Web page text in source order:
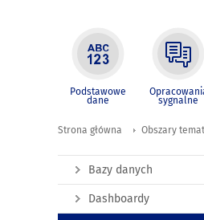
Podstawowe
dane sygnalne
Strona główna Obszary
Bazy danych
Dashboardy